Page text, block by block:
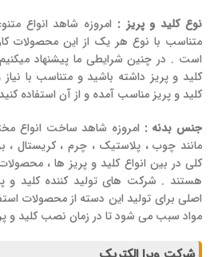
نوع کلید و پریز : امروزه شاهد انواع
متناسب با نوع هر یک از این محصولات
است . در چنین شرایطی ما پیشنهاد
کلید و پریز داشته باشید و متناسب با
کلید و پریز مناسب آمده و از آن استفاده
جنس بدنه : امروزه شاهد ساخت انواع
مانند چوب ، پلاستیک ، چرم ، کریستال
کلی در بین انواع کلید و پریز ها ،
هستند . شرکت های تولید کننده کلید و
اصلی برای تولید این دسته از محصولات
مواد سبب می شود تا در زمان نصب کلید و